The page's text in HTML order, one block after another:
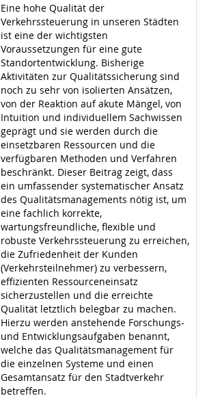
Eine hohe Qualität der
Verkehrssteuerung in unseren Städten
ist eine der wichtigsten
Voraussetzungen für eine gute
Standortentwicklung. Bisherige
Aktivitäten zur Qualitätssicherung sind
noch zu sehr von isolierten Ansätzen,
von der Reaktion auf akute Mängel, von
Intuition und individuellem Sachwissen
geprägt und sie werden durch die
einsetzbaren Ressourcen und die
verfügbaren Methoden und Verfahren
beschränkt. Dieser Beitrag zeigt, dass
ein umfassender systematischer Ansatz
des Qualitätsmanagements nötig ist, um
eine fachlich korrekte,
wartungsfreundliche, flexible und
robuste Verkehrssteuerung zu erreichen,
die Zufriedenheit der Kunden
(Verkehrsteilnehmer) zu verbessern,
effizienten Ressourceneinsatz
sicherzustellen und die erreichte
Qualität letztlich belegbar zu machen.
Hierzu werden anstehende Forschungs-
und Entwicklungsaufgaben benannt,
welche das Qualitätsmanagement für
die einzelnen Systeme und einen
Gesamtansatz für den Stadtverkehr
betreffen.